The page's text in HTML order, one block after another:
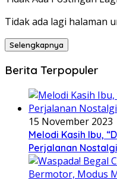
Tidak ada lagi halaman
Selengkapnya
Berita Terpopuler
15 November 2023
Melodi Kasih Ibu,
Perjalanan